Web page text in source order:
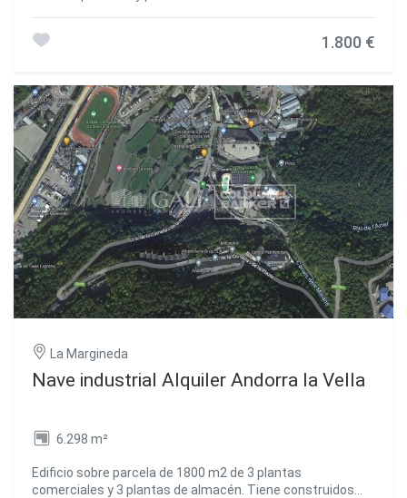
cerca de todos los servicios. Consta de la siguiente
campana. Con muchos armarios para facilitar el
almacenamiento.~- Habitación doble con armarios
empotrados en la zona pasillo.~- Baño completo con
amplia ducha.~- Salón-comedor ~~Vivienda luminosa, con
salón y habitación exteriores.~~Posibilidad de alquilar
plaza de aparcamiento en el mismo edificio.~NO SE
ACEPTAN MASCOTAS~Inmobiliaria Gali a su disposición
#ref:05201/5210
1.800 €
La Margineda
Nave industrial Alquiler Andorra la Vella
6.298 m²
Edificio sobre parcela de 1800 m2 de 3 plantas
comerciales y 3 plantas de almacén. Tiene construidos